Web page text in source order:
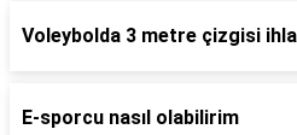
Voleybolda 3 metre çizgisi
E-sporcu nasıl olabilirim